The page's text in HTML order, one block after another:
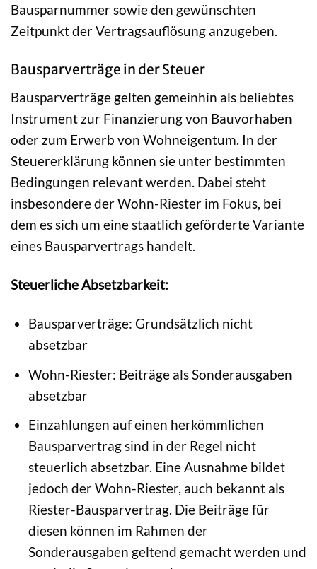
Bausparnummer sowie den gewünschten
Zeitpunkt der Vertragsauflösung anzugeben.
Bausparverträge in der Steuer
Bausparverträge gelten gemeinhin als beliebtes
Instrument zur Finanzierung von Bauvorhaben
oder zum Erwerb von Wohneigentum. In der
Steuererklärung können sie unter bestimmten
Bedingungen relevant werden. Dabei steht
insbesondere der Wohn-Riester im Fokus, bei
dem es sich um eine staatlich geförderte Variante
eines Bausparvertrags handelt.
Steuerliche Absetzbarkeit:
Bausparverträge: Grundsätzlich nicht
absetzbar
Wohn-Riester: Beiträge als Sonderausgaben
absetzbar
Einzahlungen auf einen herkömmlichen
Bausparvertrag sind in der Regel nicht
steuerlich absetzbar. Eine Ausnahme bildet
jedoch der Wohn-Riester, auch bekannt als
Riester-Bausparvertrag. Die Beiträge für
diesen können im Rahmen der
Sonderausgaben geltend gemacht werden und